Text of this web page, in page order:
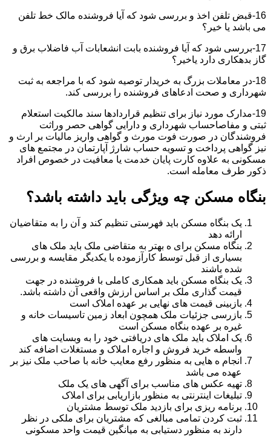
16-قبض تلفن اخذ و بررسی شود که آیا فروشنده مالک خط تلفن
می باشد یا خیر؟
17-بررسی شود که آیا فروشنده بابت انشعابات آب فاضلاب برق و
گاز بدهکاری دارد یاخیر؟
18-در معاملات بزرگ به خریدار توصیه شود که با مراجعه به ثبت
شهرداری و صحت ادعاهای فروشنده را بررسی کند.
19-مدارک مورد نیاز برای تنظیم قراردادها سند مالکیت استعلام
ثبتی و مفاصاحساب شهرداری و دارایی گواهی حصر وراثت
فروشندگان در صورت فوت مورث و گواهی واریز مالیات بر ارث و
نیز گواهی پرداخت و تسویه حساب شارژ آپارتمان در مجتمع های
مسکونی به علاوه کارت پایان خدمت یا معافیت در خصوص افراد
ذکور طرف معامله است.
بنگاه مسکن چه ویژگی باید داشته باشد؟
یک بنگاه مسکن باید فهرستی تنظیم کند و آن را به متقاضیان
ارائه دهد
بنگاه مسکن برای ه بهتر به متقاضی ملک باید ملک های
بسیاری از قبل توسط کارآزموده با یکدیگر مقایسه و بررسی
شده باشند
یک بنگاه مسکن باید همکاری کاملی با فروشنده در جهت
قیمت گذاری ملک بر اساس ارزش واقعی آن داشته باشد.
بازبینی قیمت های نهایی بر عهده املاک است
بازرسی جزئیات ملک همچون ابعاد زمین تاسیسات خانه و
غیره بر عهده بنگاه مسکن است
یک املاک باید ملک های دریافتی خود را به وبسایت های
واسطه خرید فروش و اجاره املاک و مستغلات اضافه کند
انجام ه هایی به منظور رفع معایب خانه با صاحب ملک نیز بر
عهده می باشد
تهیه عکس های مناسب برای آگهی های یک ملک
تبلیغات اینترنتی به منظور بازاریابی برای املاک
برنامه ریزی برای بازدید ملک توسط مشتریان
ثبت کردن تمامی مبالغی که مشتریان برای ملکی در نظر
دارند به منظور دستیابی به میانگین قیمت واحد مسکونی